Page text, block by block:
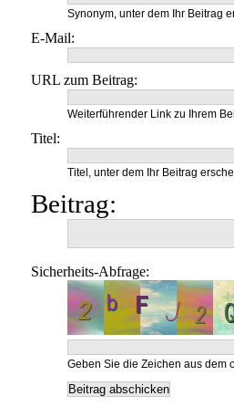
Synonym, unter dem Ihr Beitrag
E-Mail:
URL zum Beitrag:
Weiterführender Link zu Ihrem
Titel:
Titel, unter dem Ihr Beitrag
Beitrag:
Sicherheits-Abfrage:
Geben Sie die Zeichen aus dem